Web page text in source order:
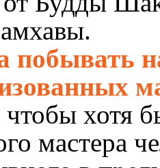
побывать
чтобы хотя
мастера